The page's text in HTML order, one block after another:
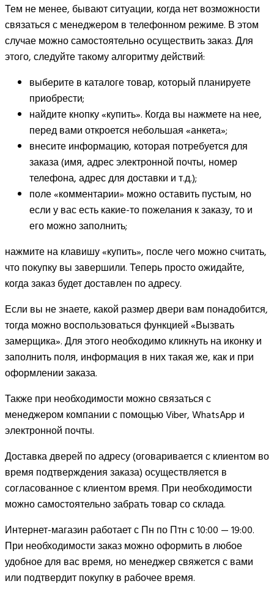
Тем не менее, бывают ситуации, когда нет возможности
связаться с менеджером в телефонном режиме. В этом
случае можно самостоятельно осуществить заказ. Для
этого, следуйте такому алгоритму действий:
выберите в каталоге товар, который планируете
приобрести;
найдите кнопку «купить». Когда вы нажмете на нее,
перед вами откроется небольшая «анкета»;
внесите информацию, которая потребуется для
заказа (имя, адрес электронной почты, номер
телефона, адрес для доставки и т.д.);
поле «комментарии» можно оставить пустым, но
если у вас есть какие-то пожелания к заказу, то и
его можно заполнить;
нажмите на клавишу «купить», после чего можно считать,
что покупку вы завершили. Теперь просто ожидайте,
когда заказ будет доставлен по адресу.
Если вы не знаете, какой размер двери вам понадобится,
тогда можно воспользоваться функцией «Вызвать
замерщика». Для этого необходимо кликнуть на иконку и
заполнить поля, информация в них такая же, как и при
оформлении заказа.
Также при необходимости можно связаться с
менеджером компании с помощью Viber, WhatsApp и
электронной почты.
Доставка дверей по адресу (оговаривается с клиентом во
время подтверждения заказа) осуществляется в
согласованное с клиентом время. При необходимости
можно самостоятельно забрать товар со склада.
Интернет-магазин работает с Пн по Птн с 10:00 — 19:00.
При необходимости заказ можно оформить в любое
удобное для вас время, но менеджер свяжется с вами
или подтвердит покупку в рабочее время.